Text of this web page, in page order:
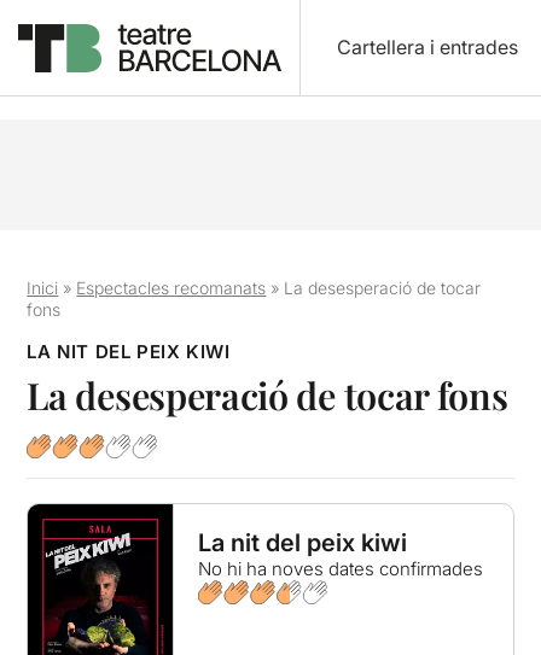
Cartellera i entrades
Inici » Espectacles recomanats » La desesperació de tocar
fons
LA NIT DEL PEIX KIWI
La desesperació de tocar fons
La nit del peix kiwi
No hi ha noves dates confirmades